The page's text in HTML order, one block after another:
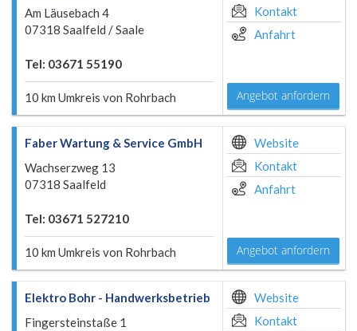
Am Läusebach 4
07318 Saalfeld / Saale
Tel: 03671 55190
10 km Umkreis von Rohrbach
Kontakt
Anfahrt
Angebot anfordern
Faber Wartung & Service GmbH
Wachserzweg 13
07318 Saalfeld
Tel: 03671 527210
10 km Umkreis von Rohrbach
Website
Kontakt
Anfahrt
Angebot anfordern
Elektro Bohr - Handwerksbetrieb
Fingersteinstaße 1
Website
Kontakt